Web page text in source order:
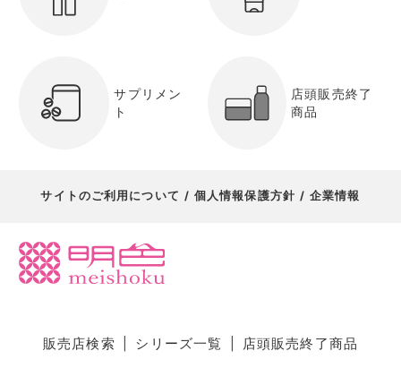
サプリメン
ト
店頭販売終了
商品
サイトのご利用について 個人情報保護方針 企業情報
販売店検索 シリーズ一覧 店頭販売終了商品